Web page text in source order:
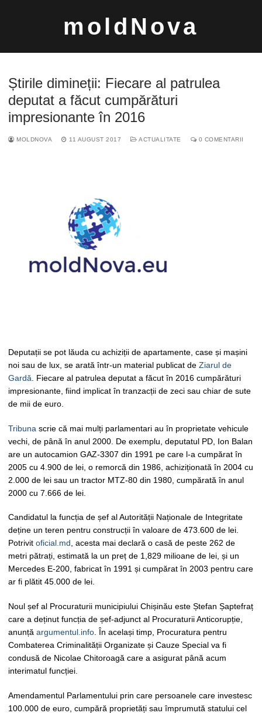
moldNova
după:
Știrile dimineții: Fiecare al patrulea
deputat a făcut cumpărături
impresionante în 2016
MOLDNOVA 11 AUGUST 2017 ACTUALITATE 0 COMENTARII
Deputații se pot lăuda cu achiziții de apartamente, case și mașini
noi sau de lux, se arată într-un material publicat de Ziarul de
Gardă . Fiecare al patrulea deputat a făcut în 2016 cumpărături
impresionante, fiind implicat în tranzacții de zeci sau chiar de sute
de mii de euro.
Tribuna scrie că mai mulți parlamentari au în proprietate vehicule
vechi, de până în anul 2000. De exemplu, deputatul PD, Ion Balan
are un autocamion GAZ-3307 din 1991 pe care l-a cumpărat în
2005 cu 4.900 de lei, o remorcă din 1986, achiziționată în 2004 cu
2.000 de lei sau un tractor MTZ-80 din 1980, cumpărată în anul
2000 cu 7.666 de lei.
Candidatul la funcția de șef al Autorității Naționale de Integritate
deține un teren pentru construcții în valoare de 473.600 de lei.
Potrivit oficial.md, acesta mai declară o casă de peste 262 de
metri pătrați, estimată la un preț de 1,829 milioane de lei, și un
Mercedes E-200, fabricat în 1991 și cumpărat în 2003 pentru care
ar fi plătit 45.000 de lei.
Noul șef al Procuraturii municipiului Chișinău este Ștefan Șaptefraț
care a deținut funcția de șef-adjunct al Procuraturii Anticorupție,
anunță argumentul.info . În același timp, Procuratura pentru
Combaterea Criminalității Organizate și Cauze Special va fi
condusă de Nicolae Chitoroagă care a asigurat până acum
interimatul funcției.
Amendamentul Parlamentului prin care persoanele care investesc
100.000 de euro, cumpără proprietăți sau împrumută statului cel